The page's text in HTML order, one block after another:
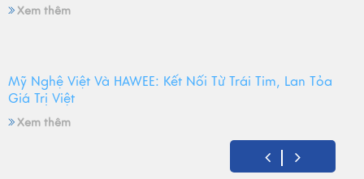
Xem thêm
Mỹ Nghệ Việt Và HAWEE: Kết Nối Từ Trái Tim, Lan Tỏa
Giá Trị Việt
Xem thêm